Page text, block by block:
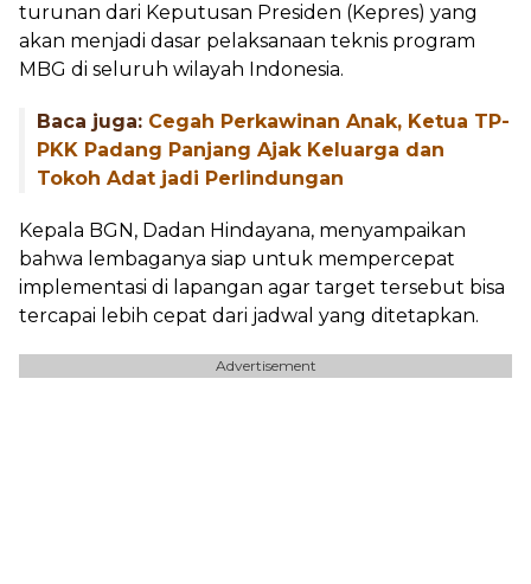
turunan dari Keputusan Presiden (Kepres) yang
akan menjadi dasar pelaksanaan teknis program
MBG di seluruh wilayah Indonesia.
Baca juga: Cegah Perkawinan Anak, Ketua TP-
PKK Padang Panjang Ajak Keluarga dan
Tokoh Adat jadi Perlindungan
Kepala BGN, Dadan Hindayana, menyampaikan
bahwa lembaganya siap untuk mempercepat
implementasi di lapangan agar target tersebut bisa
tercapai lebih cepat dari jadwal yang ditetapkan.
Advertisement